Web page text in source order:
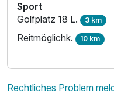
Ausstattung
Sport
Golfplatz 18 L. 3 km
Reitmöglichk. 10 km
Rechtliches Problem